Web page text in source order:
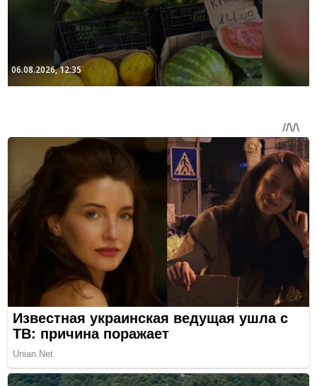
06.08.2026, 12:35